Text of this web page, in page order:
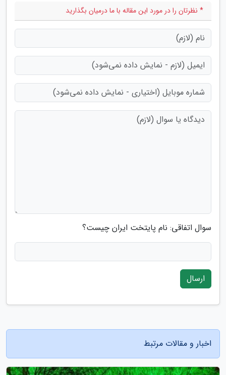
* نظرتان را در مورد این مقاله با ما درمیان بگذارید
سوال اتفاقی: نام پایتخت ایران چیست؟
ارسال
اخبار و مقالات مرتبط